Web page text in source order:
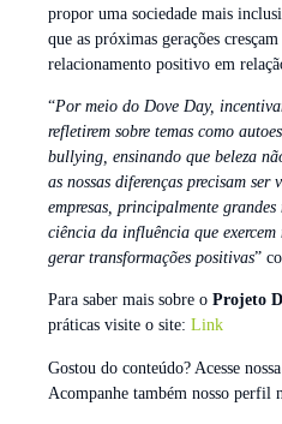
propor uma sociedade mais
que as próximas gerações
relacionamento positivo em
“Por meio do Dove Day,
refletirem sobre temas como
bullying, ensinando que beleza
as nossas diferenças precisam ser
empresas, principalmente
ciência da influência que
gerar transformações positivas”
Para saber mais sobre o Projeto
práticas visite o site: Link
Gostou do conteúdo? Acesse nossa
Acompanhe também nosso perfil